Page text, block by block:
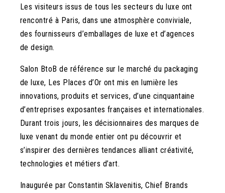
Les visiteurs issus de tous les secteurs du luxe ont
rencontré à Paris, dans une atmosphère conviviale,
des fournisseurs d’emballages de luxe et d’agences
de design.
Salon BtoB de référence sur le marché du packaging
de luxe, Les Places d’Or ont mis en lumière les
innovations, produits et services, d’une cinquantaine
d’entreprises exposantes françaises et internationales.
Durant trois jours, les décisionnaires des marques de
luxe venant du monde entier ont pu découvrir et
s’inspirer des dernières tendances alliant créativité,
technologies et métiers d’art.
Inaugurée par Constantin Sklavenitis, Chief Brands